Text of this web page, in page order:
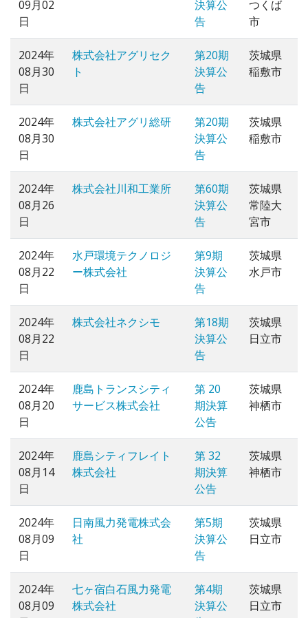
09月02
日
決算公
告
つくば
市
2024年
08月30
日
株式会社アグリセク
ト
第20期
決算公
告
茨城県
稲敷市
2024年
08月30
日
株式会社アグリ総研
第20期
決算公
告
茨城県
稲敷市
2024年
08月26
日
株式会社川和工業所
第60期
決算公
告
茨城県
常陸大
宮市
2024年
08月22
日
水戸環境テクノロジ
ー株式会社
第9期
決算公
告
茨城県
水戸市
2024年
08月22
日
株式会社ネクシモ
第18期
決算公
告
茨城県
日立市
2024年
08月20
日
鹿島トランスシティ
サービス株式会社
第 20
期決算
公告
茨城県
神栖市
2024年
08月14
日
鹿島シティフレイト
株式会社
第 32
期決算
公告
茨城県
神栖市
2024年
08月09
日
日南風力発電株式会
社
第5期
決算公
告
茨城県
日立市
2024年
08月09
七ヶ宿白石風力発電
株式会社
第4期
決算公
茨城県
日立市